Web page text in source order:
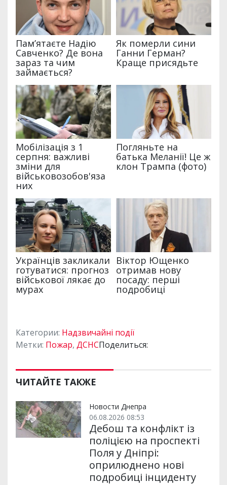
Категории: Надзвичайні події
Метки: Пожар, ДСНСПоделиться:
ЧИТАЙТЕ ТАКЖЕ
Новости Днепра
06.08.2026 08:53
Дебош та конфлікт із
поліцією на проспекті
Поля у Дніпрі:
оприлюднено нові
подробиці інциденту